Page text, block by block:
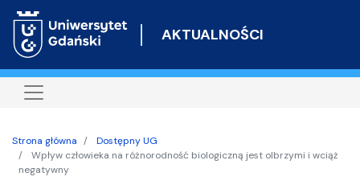
do
AKTUALNOŚCI
Strona główna
Dostępny UG
Wpływ człowieka na różnorodność biologiczną jest olbrzymi i wciąż
negatywny